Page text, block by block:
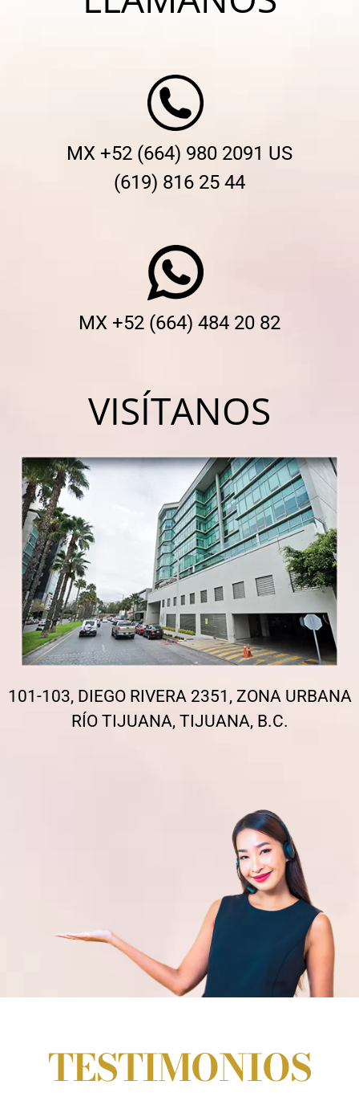
MX +52 (664) 980 2091 US
(619) 816 25 44
MX +52 (664) 484 20 82
VISÍTANOS
101-103, DIEGO RIVERA 2351, ZONA URBANA
RÍO TIJUANA, TIJUANA, B.C.
TESTIMONIOS